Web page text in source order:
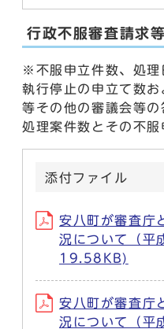
行政不服審査請求
※不服申立件数、処理
執行停止の申立て数
等その他の審議会等
処理案件数とその不
添付ファイル
安八町が審査庁
況について（平
19.58KB)
安八町が審査庁
況について（平